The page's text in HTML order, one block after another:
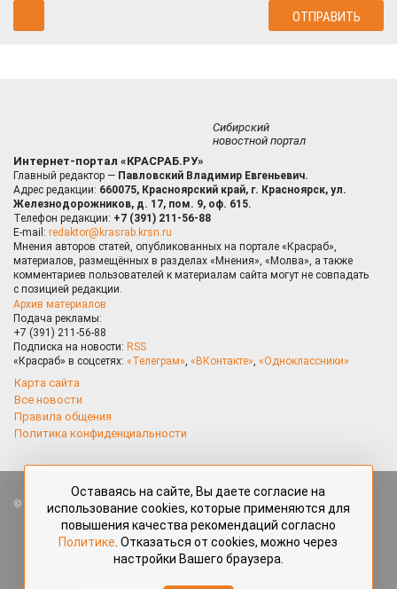
Сибирский
новостной портал
Интернет-портал «КРАСРАБ.РУ»
Главный редактор — Павловский Владимир Евгеньевич.
Адрес редакции: 660075, Красноярский край, г. Красноярск, ул.
Железнодорожников, д. 17, пом. 9, оф. 615.
Телефон редакции: +7 (391) 211-56-88
E-mail: redaktor@krasrab.krsn.ru
Мнения авторов статей, опубликованных на портале «Красраб»,
материалов, размещённых в разделах «Мнения», «Молва», а также
комментариев пользователей к материалам сайта могут не совпадать
с позицией редакции.
Архив материалов
Подача рекламы:
+7 (391) 211-56-88
Подписка на новости: RSS
«Красраб» в соцсетях: «Телеграм», «ВКонтакте», «Одноклассники»
Карта сайта
Все новости
Правила общения
Политика конфиденциальности
Все права защищены. Любые материалы, размещённые на портале
«Красраб.ру» сотрудниками редакции, нештатными авторами
и читателями, являются объектами авторского права. Полное или
частичное использование материалов, размещённых на портале
«Красраб.ру», допускается только с письменного согласия редакции
redaktor@krasrab.krsn.ru.
Оставаясь на сайте, Вы даете согласие на
использование cookies, которые применяются для
повышения качества рекомендаций согласно
Политике . Отказаться от cookies, можно через
настройки Вашего браузера.